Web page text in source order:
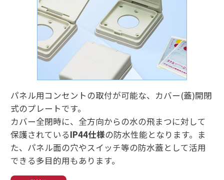
パネル用コンセントの取付が可能な、カバー(蓋)開閉
式のプレートです。
カバー全閉時に、全方向からの水の飛まつに対して
保護されているIP44仕様の防水性能となります。ま
た、パネル面の穴やスイッチ等の防水蓋として活用
できる多目的用もあります。